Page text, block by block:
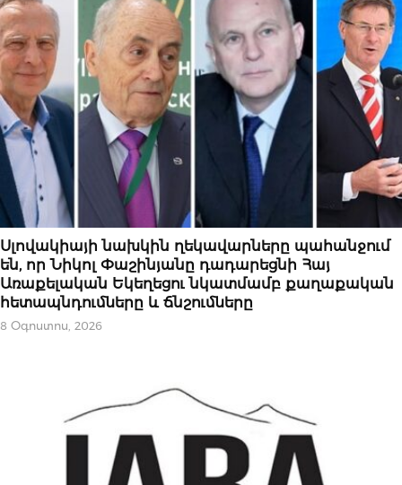
ԿԱՐԵՎՈՐԸ
Սլովակիայի նախկին ղեկավարները պահանջում
են, որ Նիկոլ Փաշինյանը դադարեցնի Հայ
Առաքելական Եկեղեցու նկատմամբ քաղաքական
հետապնդումները և ճնշումները
8 Օգոստոս, 2026